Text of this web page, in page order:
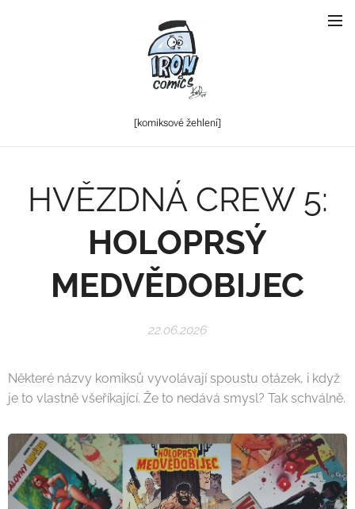
[komiksové žehlení]
HVĚZDNÁ CREW 5:
HOLOPRSÝ
MEDVĚDOBIJEC
22.06.2026
Některé názvy komiksů vyvolávají spoustu otázek, i když
je to vlastně všeříkající. Že to nedává smysl? Tak schválně.